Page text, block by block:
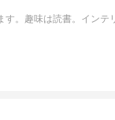
。趣味は読書。インテ